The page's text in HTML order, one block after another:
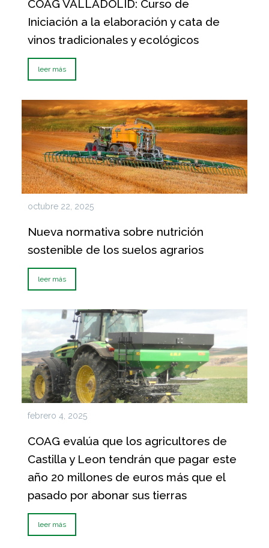
COAG VALLADOLID: Curso de
Iniciación a la elaboración y cata de
vinos tradicionales y ecológicos
leer más
octubre 22, 2025
Nueva normativa sobre nutrición
sostenible de los suelos agrarios
leer más
febrero 4, 2025
COAG evalúa que los agricultores de
Castilla y Leon tendrán que pagar este
año 20 millones de euros más que el
pasado por abonar sus tierras
leer más